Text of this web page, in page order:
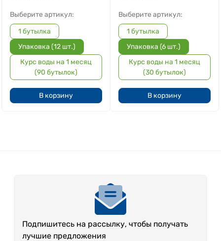
Выберите артикул:
1 бутылка
Упаковка (12 шт.)
Курс воды на 1 месяц
(90 бутылок)
В корзину
Выберите артикул:
1 бутылка
Упаковка (6 шт.)
Курс воды на 1 месяц
(30 бутылок)
В корзину
Подпишитесь на рассылку, чтобы получать
лучшие предложения